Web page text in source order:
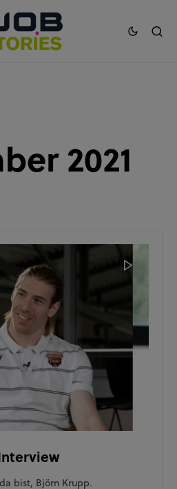
2021
bist, Björn Krupp.